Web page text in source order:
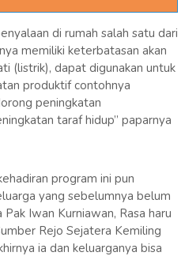
di rumah salah satu dari
memiliki keterbatasan akan
(listrik), dapat digunakan untuk
produktif contohnya
peningkatan
taraf hidup” paparnya
program ini pun
yang sebelumnya belum
Iwan Kurniawan, Rasa haru
Rejo Sejatera Kemiling
ia dan keluarganya bisa